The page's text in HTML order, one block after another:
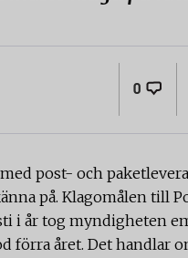
0
post- och
på. Klagomålen till
i år tog myndigheten
förra året. Det handlar